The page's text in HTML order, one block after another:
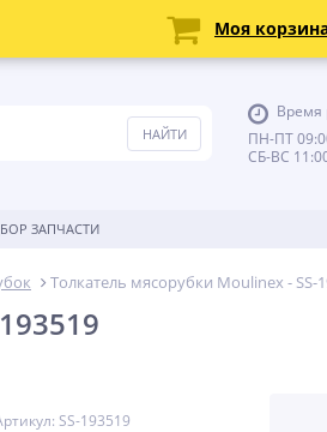
Время
ПН-ПТ
СБ-ВС
ЗАПЧАСТИ
Толкатель мясорубки Moulinex - SS-
SS-193519
Моя